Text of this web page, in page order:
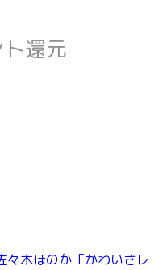
還元
々木ほのか「かわいさレ